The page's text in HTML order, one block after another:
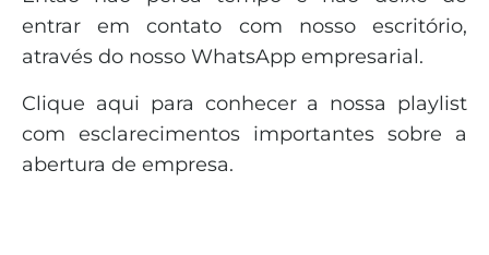
entrar em contato com nosso escritório,
através do nosso WhatsApp empresarial.
Clique aqui para conhecer a nossa playlist
com esclarecimentos importantes sobre a
abertura de empresa.